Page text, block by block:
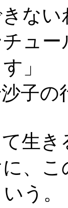
な
ュ
」
子
生
、
う。